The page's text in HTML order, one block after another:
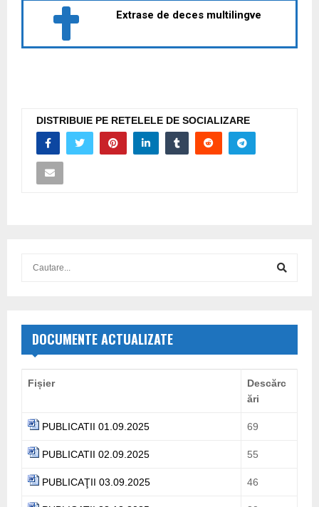
Extrase de deces multilingve
DISTRIBUIE PE RETELELE DE SOCIALIZARE
E
A
R
DOCUMENTE ACTUALIZATE
Fișier
Descărc
ări
PUBLICATII 01.09.2025 69
PUBLICATII 02.09.2025 55
PUBLICAŢII 03.09.2025 46